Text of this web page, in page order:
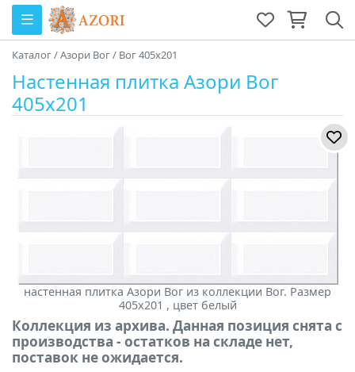
Каталог/Азори Вог/ Вог 405x201
Настенная плитка Азори Вог
405x201
настенная плитка Азори Вог из коллекции Вог. Размер
405x201 , цвет белый
Коллекция из архива. Данная позиция снята с
производства - остатков на складе нет,
поставок не ожидается.